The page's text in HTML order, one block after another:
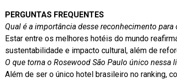
PERGUNTAS FREQUENTES
Qual é a importância desse reconhecimento para
Estar entre os melhores hotéis do mundo
sustentabilidade e impacto cultural, além de
O que torna o Rosewood São Paulo único nessa
Além de ser o único hotel brasileiro no ranking,